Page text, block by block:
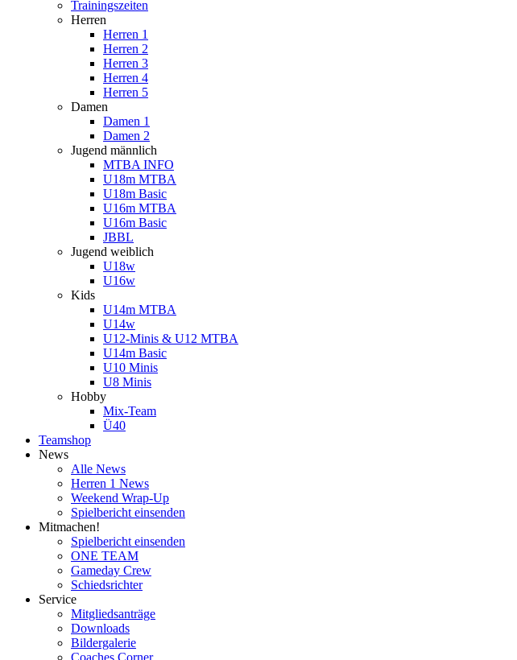
Trainingszeiten
Herren
Herren 1
Herren 2
Herren 3
Herren 4
Herren 5
Damen
Damen 1
Damen 2
Jugend männlich
MTBA INFO
U18m MTBA
U18m Basic
U16m MTBA
U16m Basic
JBBL
Jugend weiblich
U18w
U16w
Kids
U14m MTBA
U14w
U12-Minis & U12 MTBA
U14m Basic
U10 Minis
U8 Minis
Hobby
Mix-Team
Ü40
Teamshop
News
Alle News
Herren 1 News
Weekend Wrap-Up
Spielbericht einsenden
Mitmachen!
Spielbericht einsenden
ONE TEAM
Gameday Crew
Schiedsrichter
Service
Mitgliedsanträge
Downloads
Bildergalerie
Coaches Corner